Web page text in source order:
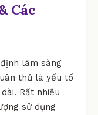
Các
lâm sàng
thủ là yếu tố
Rất nhiều
sử dụng